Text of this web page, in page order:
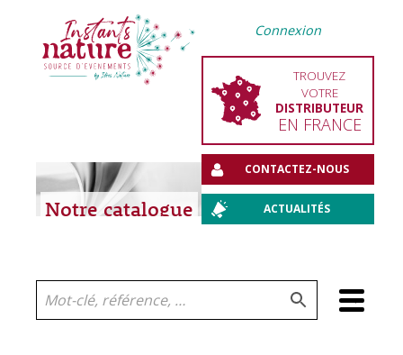
Connexion
TROUVEZ
VOTRE
DISTRIBUTEUR
EN FRANCE
CONTACTEZ-NOUS
ACTUALITÉS
Notre catalogue
Aller
au